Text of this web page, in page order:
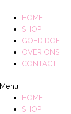
inhoud
HOME
SHOP
GOED DOEL
OVER ONS
CONTACT
Menu
HOME
SHOP